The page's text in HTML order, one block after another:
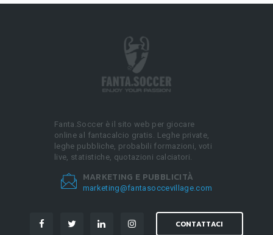
Fanta.Soccer è il sito web per giocare
online al fantacalcio gratis. Leghe private,
leghe pubbliche, probabili formazioni, voti
live, statistiche, quotazioni calciatori.
MARKETING E PUBBLICITÀ
marketing@fantasoccevillage.com
CONTATTACI